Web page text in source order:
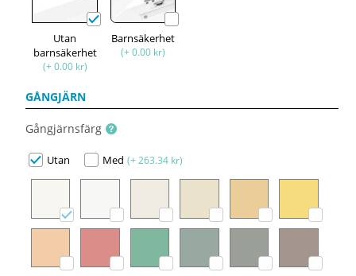
Utan
barnsäkerhet
(+ 0.00 kr)
Barnsäkerhet
(+ 0.00 kr)
GÅNGJÄRN
Gångjärnsfärg
Utan Med (+ 263.34 kr)